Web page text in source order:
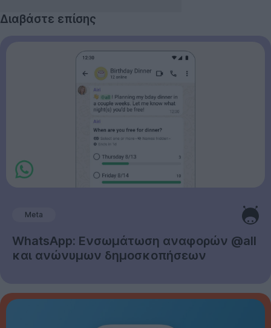
Διαβάστε επίσης
Meta
WhatsApp: Ενσωμάτωση αναφορών @all
και ανώνυμων δημοσκοπήσεων